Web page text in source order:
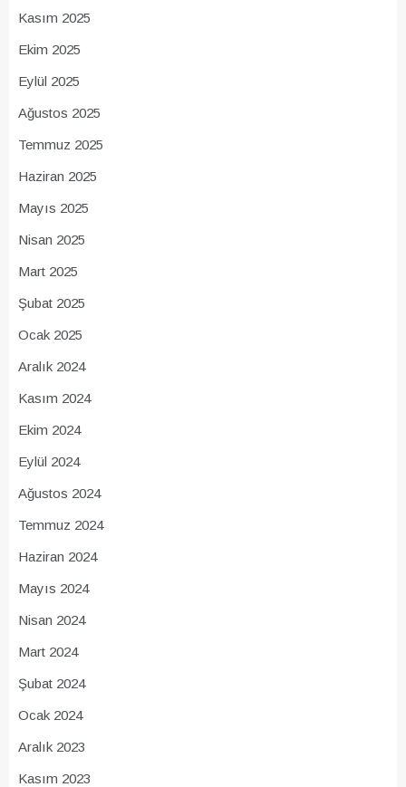
Kasım 2025
Ekim 2025
Eylül 2025
Ağustos 2025
Temmuz 2025
Haziran 2025
Mayıs 2025
Nisan 2025
Mart 2025
Şubat 2025
Ocak 2025
Aralık 2024
Kasım 2024
Ekim 2024
Eylül 2024
Ağustos 2024
Temmuz 2024
Haziran 2024
Mayıs 2024
Nisan 2024
Mart 2024
Şubat 2024
Ocak 2024
Aralık 2023
Kasım 2023